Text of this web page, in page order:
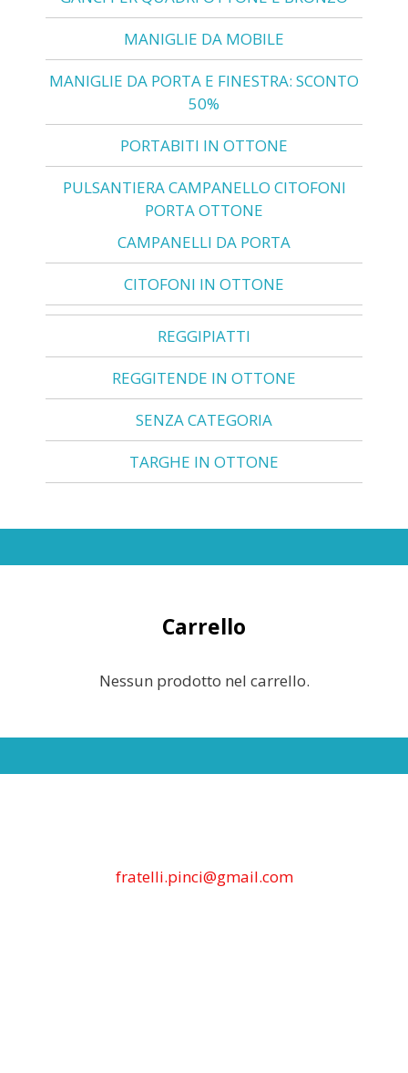
MANIGLIE DA MOBILE
MANIGLIE DA PORTA E FINESTRA: SCONTO
50%
PORTABITI IN OTTONE
PULSANTIERA CAMPANELLO CITOFONI
PORTA OTTONE
CAMPANELLI DA PORTA
CITOFONI IN OTTONE
REGGIPIATTI
REGGITENDE IN OTTONE
SENZA CATEGORIA
TARGHE IN OTTONE
Carrello
Nessun prodotto nel carrello.
fratelli.pinci@gmail.com